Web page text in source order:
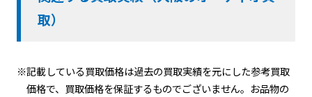
取）
※記載している買取価格は過去の買取実績を元にした参考買取
価格で、買取価格を保証するものでございません。お品物の